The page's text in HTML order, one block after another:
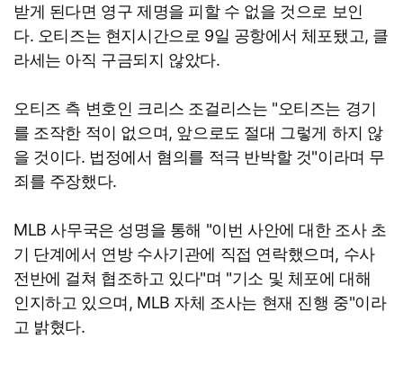
받게 된다면 영구 제명을 피할 수 없을 것으로 보인
다. 오티즈는 현지시간으로 9일 공항에서 체포됐고, 클
라세는 아직 구금되지 않았다.
오티즈 측 변호인 크리스 조걸리스는 "오티즈는 경기
를 조작한 적이 없으며, 앞으로도 절대 그렇게 하지 않
을 것이다. 법정에서 혐의를 적극 반박할 것"이라며 무
죄를 주장했다.
MLB 사무국은 성명을 통해 "이번 사안에 대한 조사 초
기 단계에서 연방 수사기관에 직접 연락했으며, 수사
전반에 걸쳐 협조하고 있다"며 "기소 및 체포에 대해
인지하고 있으며, MLB 자체 조사는 현재 진행 중"이라
고 밝혔다.